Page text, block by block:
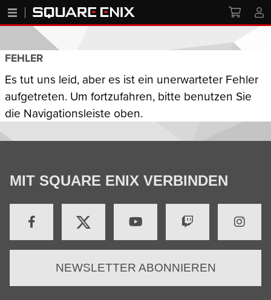
FEHLER
Es tut uns leid, aber es ist ein unerwarteter Fehler
aufgetreten. Um fortzufahren, bitte benutzen Sie
die Navigationsleiste oben.
MIT SQUARE ENIX VERBINDEN
NEWSLETTER ABONNIEREN